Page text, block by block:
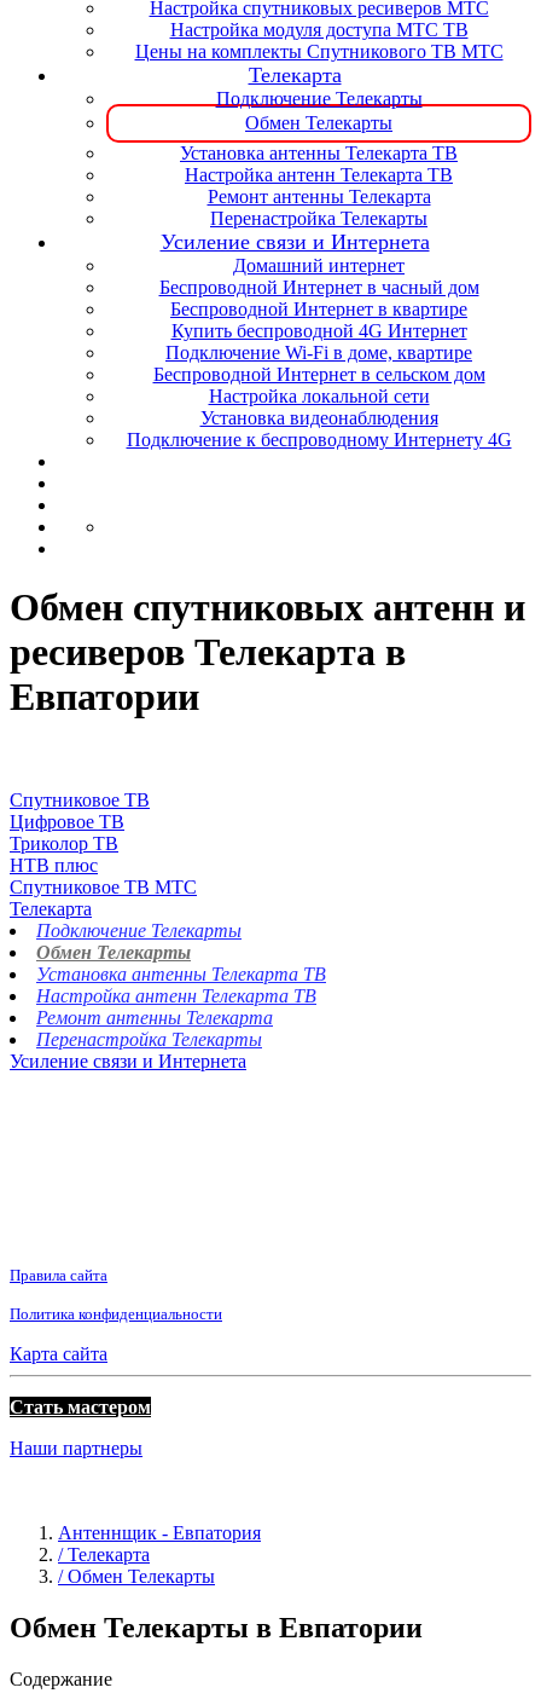
Настройка спутниковых ресиверов МТС
Настройка модуля доступа МТС ТВ
Цены на комплекты Спутникового ТВ МТС
Телекарта
Подключение Телекарты
Обмен Телекарты
Установка антенны Телекарта ТВ
Настройка антенн Телекарта ТВ
Ремонт антенны Телекарта
Перенастройка Телекарты
Усиление связи и Интернета
Домашний интернет
Беспроводной Интернет в часный дом
Беспроводной Интернет в квартире
Купить беспроводной 4G Интернет
Подключение Wi-Fi в доме, квартире
Беспроводной Интернет в сельском дом
Настройка локальной сети
Установка видеонаблюдения
Подключение к беспроводному Интернету 4G
Обмен спутниковых антенн и
ресиверов Телекарта в
Евпатории
Спутниковое ТВ
Цифровое ТВ
Триколор ТВ
НТВ плюс
Спутниковое ТВ МТС
Телекарта
Подключение Телекарты
Обмен Телекарты
Установка антенны Телекарта ТВ
Настройка антенн Телекарта ТВ
Ремонт антенны Телекарта
Перенастройка Телекарты
Усиление связи и Интернета
Правила сайта
Политика конфиденциальности
Карта сайта
Стать мастером
Наши партнеры
Антеннщик - Евпатория
/ Телекарта
/ Обмен Телекарты
Обмен Телекарты в Евпатории
Содержание